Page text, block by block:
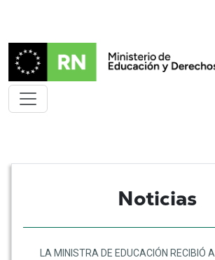
Noticias
LA MINISTRA DE EDUCACIÓN RECIBIÓ A